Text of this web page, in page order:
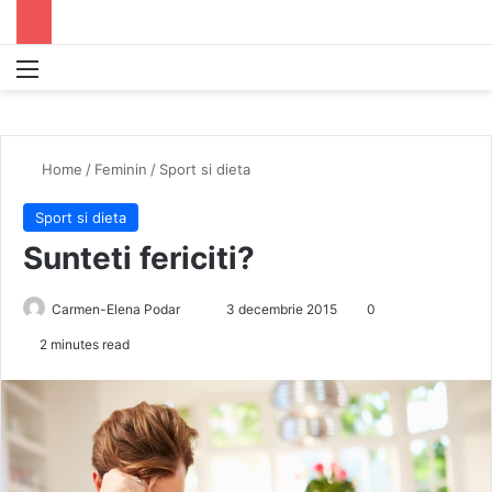
Home / Feminin / Sport si dieta
Sport si dieta
Sunteti fericiti?
Carmen-Elena Podar
n
3 decembrie 2015 0
2 minutes read